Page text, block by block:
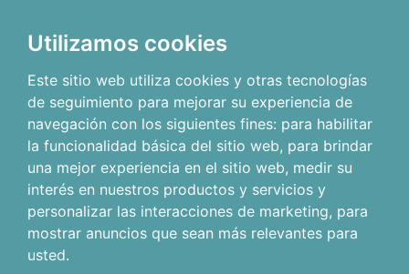
Utilizamos cookies
Este sitio web utiliza cookies y otras tecnologías
de seguimiento para mejorar su experiencia de
navegación con los siguientes fines: para habilitar
la funcionalidad básica del sitio web, para brindar
una mejor experiencia en el sitio web, medir su
interés en nuestros productos y servicios y
personalizar las interacciones de marketing, para
mostrar anuncios que sean más relevantes para
usted.